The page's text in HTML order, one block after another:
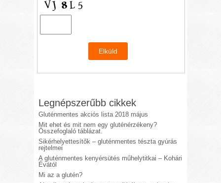
Legnépszerűbb cikkek
Gluténmentes akciós lista 2018 május
Mit ehet és mit nem egy gluténérzékeny?
Összefoglaló táblázat.
Sikérhelyettesítők – gluténmentes tészta gyúrás
rejtelmei
A gluténmentes kenyérsütés műhelytitkai – Kohári
Évától
Mi az a glutén?